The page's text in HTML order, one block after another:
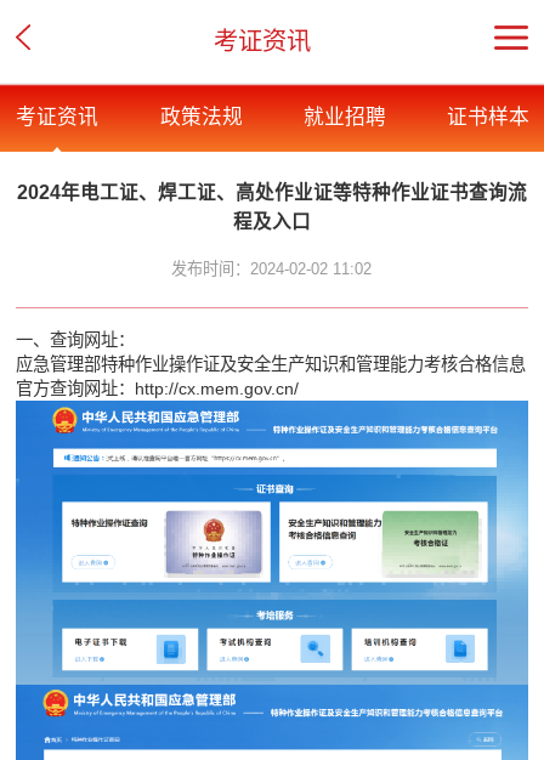
考证资讯
考证资讯 政策法规 就业招聘 证书样本
2024年电工证、焊工证、高处作业证等特种作业证书查询流
程及入口
发布时间：2024-02-02 11:02
一、查询网址：
应急管理部特种作业操作证及安全生产知识和管理能力考核合格信息
官方查询网址： http://cx.mem.gov.cn/